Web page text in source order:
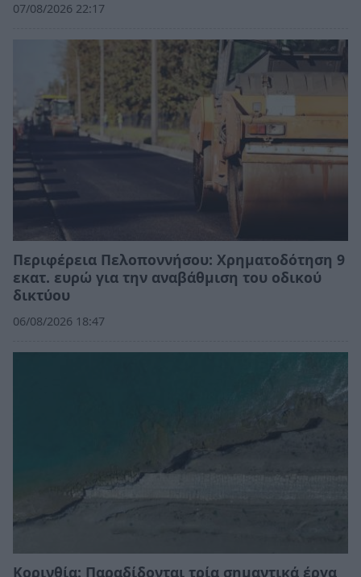
07/08/2026 22:17
Περιφέρεια Πελοποννήσου: Χρηματοδότηση 9
εκατ. ευρώ για την αναβάθμιση του οδικού
δικτύου
06/08/2026 18:47
Κορινθία: Παραδίδονται τρία σημαντικά έργα